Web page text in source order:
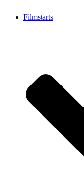
Filmstarts